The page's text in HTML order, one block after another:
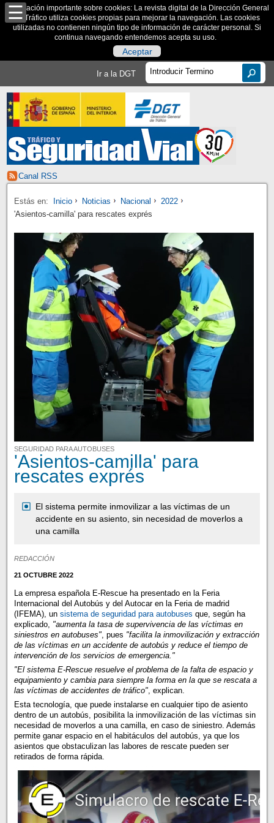
Información importante sobre cookies: La revista digital de la Dirección General
de Tráfico utiliza cookies propias para mejorar la navegación. Las cookies
utilizadas no contienen ningún tipo de información de carácter personal. Si
continua navegando entendemos acepta su uso.
Aceptar
Ir a la DGT
Canal RSS
Estás en: Inicio Noticias Nacional
2022
'Asientos-camilla' para rescates exprés
SEGURIDAD PARA AUTOBUSES
'Asientos-camilla' para
rescates exprés
El sistema permite inmovilizar a las víctimas de un
accidente en su asiento, sin necesidad de moverlos a
una camilla
REDACCIÓN
21 OCTUBRE 2022
La empresa española E-Rescue ha presentado en la Feria
Internacional del Autobús y del Autocar en la Feria de madrid
(IFEMA), un sistema de seguridad para autobuses que, según ha
explicado, "aumenta la tasa de supervivencia de las víctimas en
siniestros en autobuses", pues "facilita la inmovilización y extracción
de las víctimas en un accidente de autobús y reduce el tiempo de
intervención de los servicios de emergencia."
"El sistema E-Rescue resuelve el problema de la falta de espacio y
equipamiento y cambia para siempre la forma en la que se rescata a
las víctimas de accidentes de tráfico", explican.
Esta tecnología, que puede instalarse en cualquier tipo de asiento
dentro de un autobús, posibilita la inmovilización de las víctimas sin
necesidad de moverlos a una camilla, en caso de siniestro. Además
permite ganar espacio en el habitáculos del autobús, ya que los
asientos que obstaculizan las labores de rescate pueden ser
retirados de forma rápida.